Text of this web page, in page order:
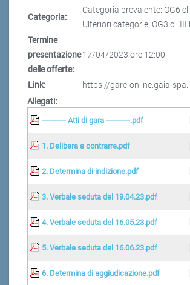
Categoria:
Categoria prevalente: OG6
Ulteriori categorie: OG3 cl. III
Termine
presentazione
delle offerte:
17/04/2023 ore 12:00
Link:
https://gare-online.gaia-
Allegati:
---------- Atti di gara ----------.pdf
1. Delibera a contrarre.pdf
2. Determina di indizione.pdf
3. Verbale seduta del 19.04.23.pdf
4. Verbale seduta del 16.05.23.pdf
5. Verbale seduta del 16.06.23.pdf
6. Determina di aggiudicazione.pdf